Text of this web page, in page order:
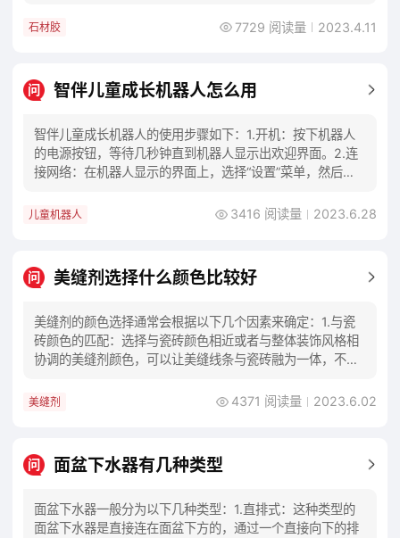
石材胶 7729 阅读量 2023.4.11
问 智伴儿童成长机器人怎么用
智伴儿童成长机器人的使用步骤如下：1.开机：按下机器人
的电源按钮，等待几秒钟直到机器人显示出欢迎界面。2.连
接网络：在机器人显示的界面上，选择“设置”菜单，然后连
儿童机器人 3416 阅读量 2023.6.28
问 美缝剂选择什么颜色比较好
美缝剂的颜色选择通常会根据以下几个因素来确定：1.与瓷
砖颜色的匹配：选择与瓷砖颜色相近或者与整体装饰风格相
协调的美缝剂颜色，可以让美缝线条与瓷砖融为一体，不显
美缝剂 4371 阅读量 2023.6.02
问 面盆下水器有几种类型
面盆下水器一般分为以下几种类型：1.直排式：这种类型的
面盆下水器是直接连在面盆下方的，通过一个直接向下的排